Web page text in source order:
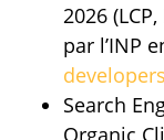
2026
par l’INP
Search
Organic